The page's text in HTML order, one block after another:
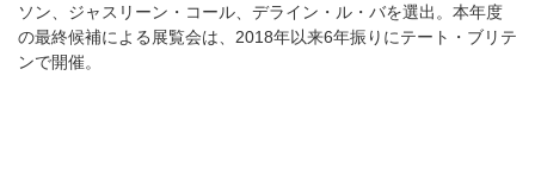
ソン、ジャスリーン・コール、デライン・ル・バを選出。本年度
の最終候補による展覧会は、2018年以来6年振りにテート・ブリテ
ンで開催。